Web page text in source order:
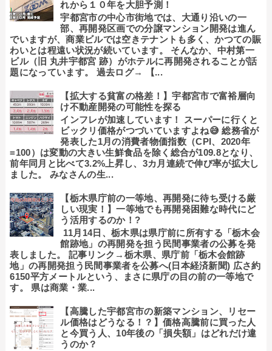
れから１０年を大胆予測！
宇都宮市の中心市街地では、大通り沿いの一
部、再開発区画での分譲マンション開発は進ん
でいますが、商業ビルでは空きテナントも多く、かつての賑
わいとは程遠い状況が続いています。 そんなか、中村第一
ビル（旧 丸井宇都宮 跡）がホテルに再開発されることが話
題になっています。 過去ログ→ 【...
【拡大する貧富の格差！】宇都宮市で富裕層向
け不動産開発の可能性を探る
インフレが加速しています！ スーパーに行くと
ビックリ価格がつづいていますよね😅 総務省が
発表した1月の消費者物価指数（CPI、2020年
=100）は変動の大きい生鮮食品を除く総合が109.8となり、
前年同月と比べて3.2%上昇し、3カ月連続で伸び率が拡大し
ました。 みなさんの生...
【栃木県庁前の一等地、再開発に待ち受ける厳
しい現実！】一等地でも再開発困難な時代にど
う活用するのか！?
11月14日、栃木県は県庁前に所有する「栃木会
館跡地」の再開発を担う民間事業者の公募を発
表しました。 記事リンク→栃木県、県庁前「栃木会館跡
地」の再開発担う民間事業者を公募へ(日本経済新聞) 広さ約
6150平方メートルという、まさに県庁の目の前の一等地で
す。 県は商業・業...
【高騰した宇都宮市の新築マンション、リセー
ル価格はどうなる！？】価格高騰前に買った人
と今買う人、10年後の「損失額」はどれだけ違
うのか？